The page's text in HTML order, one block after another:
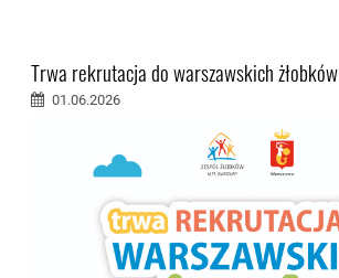
Trwa rekrutacja do warszawskich żłobków
01.06.2026